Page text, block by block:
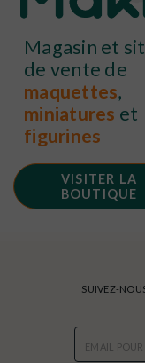
Magasin et
de vente de
maquettes,
miniatures et
figurines
VISITER LA
BOUTIQUE
SUIVEZ-